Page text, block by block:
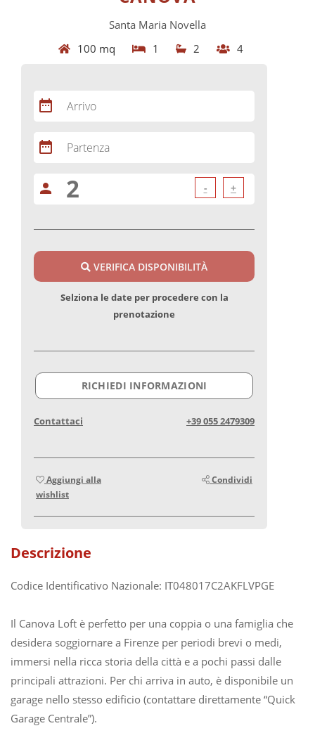
Santa Maria Novella
100 mq
1 2 4
Descrizione
Codice Identificativo Nazionale: IT048017C2AKFLVPGE
Il Canova Loft è perfetto per una coppia o una famiglia che
desidera soggiornare a Firenze per periodi brevi o medi,
immersi nella ricca storia della città e a pochi passi dalle
principali attrazioni. Per chi arriva in auto, è disponibile un
garage nello stesso edificio (contattare direttamente “Quick
Garage Centrale”).
date_range Arrivo
date_range Partenza
person - +
VERIFICA DISPONIBILITÀ
Selziona le date per procedere con la
prenotazione
RICHIEDI INFORMAZIONI
Contattaci +39 055 2479309
Aggiungi alla
wishlist
Condividi